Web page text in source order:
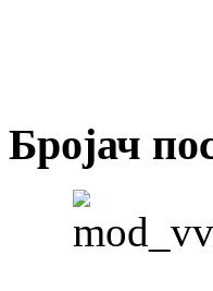
Бројач